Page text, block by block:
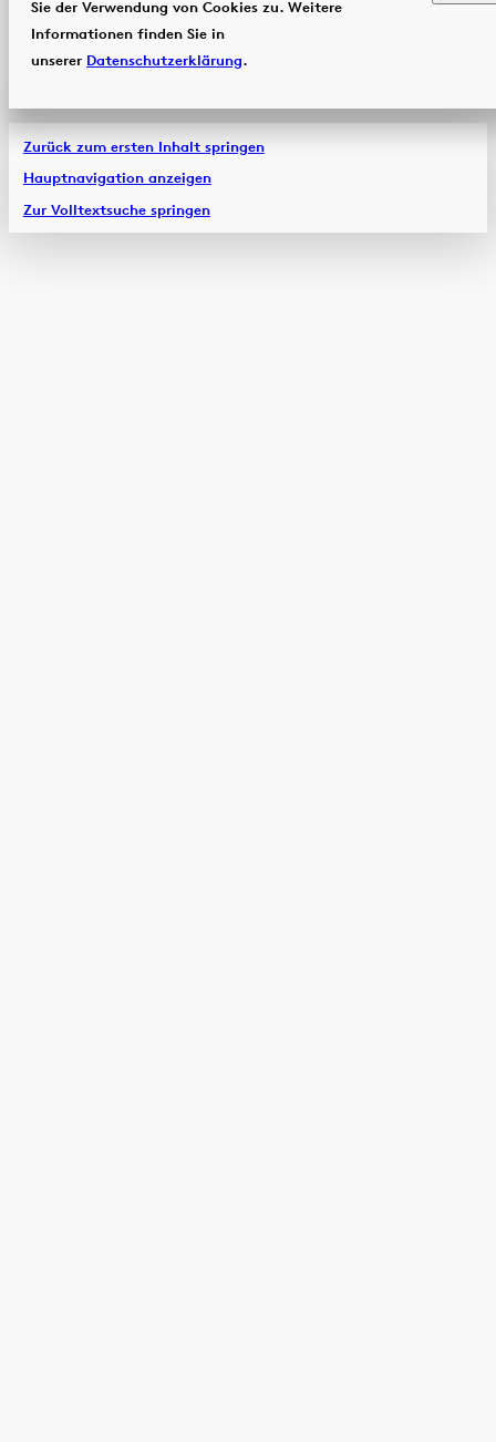
Sie der Verwendung von Cookies zu. Weitere
Informationen finden Sie in
unserer Datenschutzerklärung.
Zurück zum ersten Inhalt springen
Hauptnavigation anzeigen
Zur Volltextsuche springen